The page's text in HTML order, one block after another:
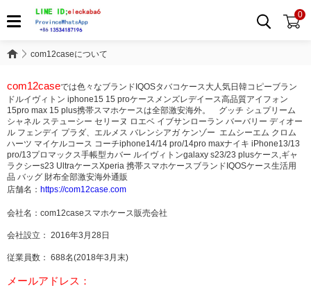
0
com12caseについて
com12caseでは色々なブランドIQOSタバコケース大人気日韓コピーブラン
ドルイヴィトン iphone15 15 proケースメンズレデイース高品質アイフォン
15pro max 15 plus携帯スマホケースは全部激安海外。 グッチ シュプリーム
シャネル ステューシー セリーヌ ロエベ イブサンローラン バーバリー ディオー
ル フェンデイ プラダ、エルメス バレンシアガ ケンゾー エムシーエム クロム
ハーツ マイケルコース コーチiphone14/14 pro/14pro maxナイキ iPhone13/13
pro/13プロマックス手帳型カバー ルイヴィトンgalaxy s23/23 plusケース,ギャ
ラクシーs23 UltraケースXperia 携帯スマホケースブランドIQOSケース生活用
品 バッグ 財布全部激安海外通販
店舗名： https://com12case.com
会社名：com12caseスマホケース販売会社
会社設立： 2016年3月28日
従業員数： 688名(2018年3月末)
メールアドレス：